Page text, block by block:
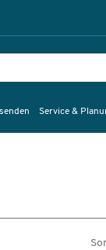
Service &